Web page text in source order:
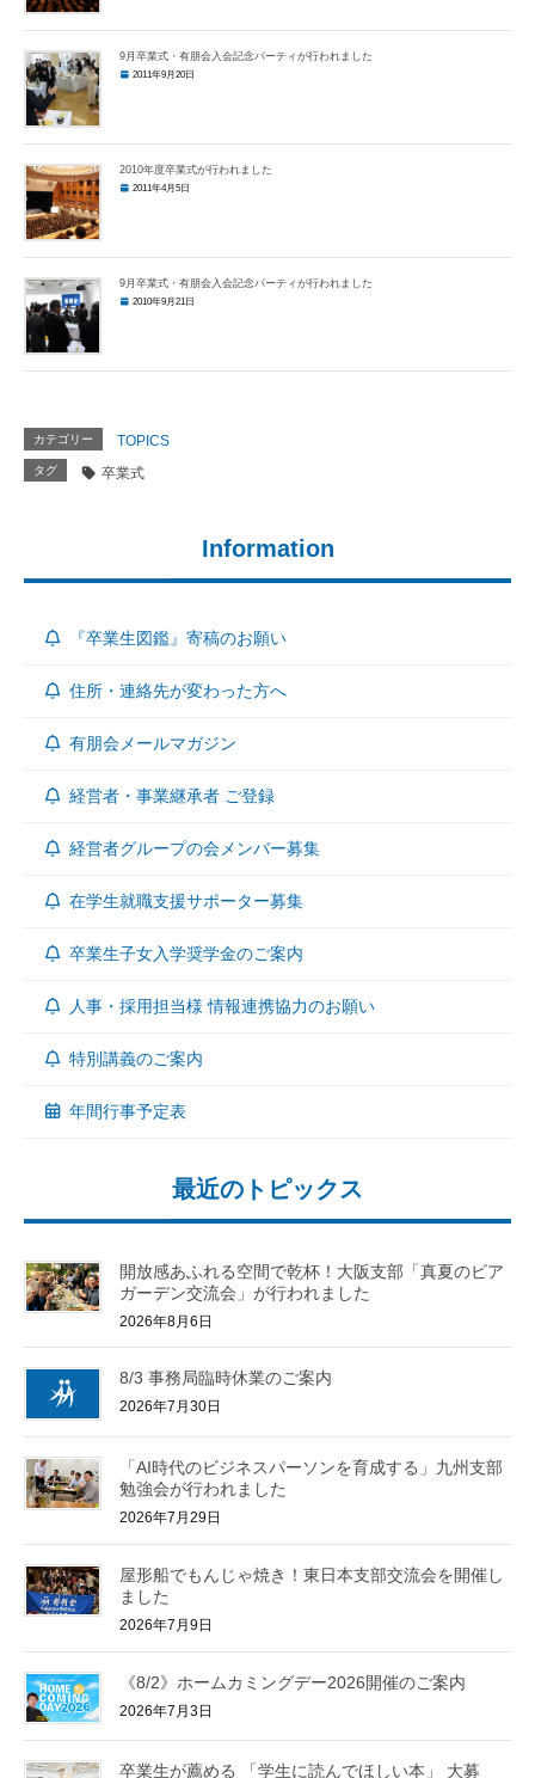
9月卒業式・有朋会入会記念パーティが行われました
2011年9月20日
2010年度卒業式が行われました
2011年4月5日
9月卒業式・有朋会入会記念パーティが行われました
2010年9月21日
カテゴリー TOPICS
タグ 卒業式
Information
『卒業生図鑑』寄稿のお願い
住所・連絡先が変わった方へ
有朋会メールマガジン
経営者・事業継承者 ご登録
経営者グループの会メンバー募集
在学生就職支援サポーター募集
卒業生子女入学奨学金のご案内
人事・採用担当様 情報連携協力のお願い
特別講義のご案内
年間行事予定表
最近のトピックス
開放感あふれる空間で乾杯！大阪支部「真夏のビア
ガーデン交流会」が行われました
2026年8月6日
8/3 事務局臨時休業のご案内
2026年7月30日
「AI時代のビジネスパーソンを育成する」九州支部
勉強会が行われました
2026年7月29日
屋形船でもんじゃ焼き！東日本支部交流会を開催し
ました
2026年7月9日
《8/2》ホームカミングデー2026開催のご案内
2026年7月3日
卒業生が薦める 「学生に読んでほしい本」 大募